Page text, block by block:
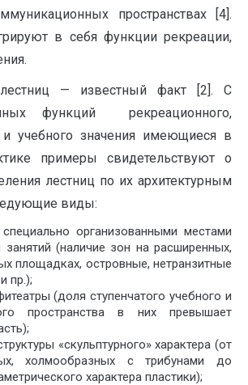
пространствах [4].
в себя функции рекреации,
лестниц — известный факт [2]. С
функций рекреационного,
и учебного значения имеющиеся в
примеры свидетельствуют о
лестниц по их архитектурным
виды:
организованными местами
(наличие зон на расширенных,
площадках, островные, нетранзитные
пр.);
(доля ступенчатого учебного и
пространства в них превышает
«скульптурного» характера (от
холмообразных с трибунами до
характера пластики);